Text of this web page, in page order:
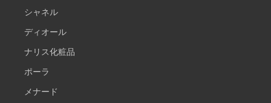
シャネル
ディオール
ナリス化粧品
ポーラ
メナード